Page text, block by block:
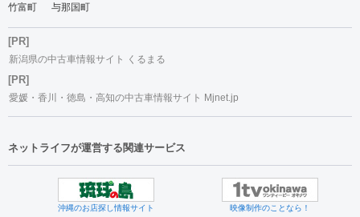
竹富町
与那国町
[PR]
新潟県の中古車情報サイト くるまる
[PR]
愛媛・香川・徳島・高知の中古車情報サイト Mjnet.jp
ネットライフが運営する関連サービス
沖縄のお店探し情報サイト 映像制作のことなら！